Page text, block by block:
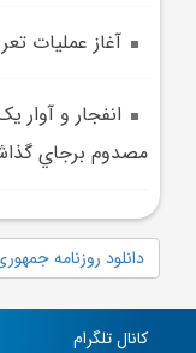
آغاز عمليات
مصدوم برجاي
دانلود روزنامه جمهوری اسلامی
کانال تلگرام